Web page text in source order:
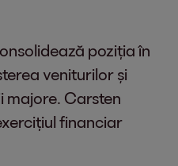
poziția în
veniturilor și
majore. Carsten
financiar